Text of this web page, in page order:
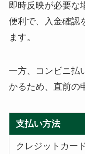
即時反映が必要な
便利で、入金確認
ます。
一方、コンビニ払
かるため、直前の
支払い方法
クレジットカー